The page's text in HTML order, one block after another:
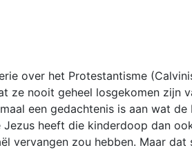
over het Protestantisme
ze nooit geheel losgekomen zijn
een gedachtenis is aan wat
heeft die kinderdoop dan
vervangen zou hebben. Maar